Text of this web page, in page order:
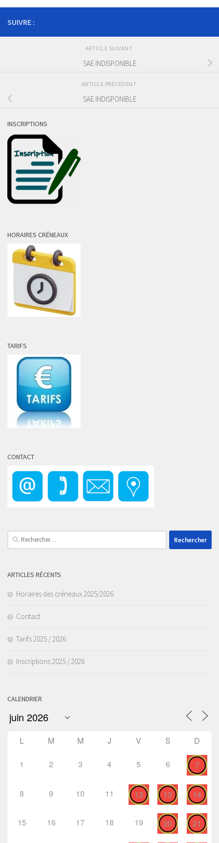
SUIVRE :
ARTICLE SUIVANT
SAE INDISPONIBLE
ARTICLE PRÉCÉDENT
SAE INDISPONIBLE
INSCRIPTIONS
HORAIRES CRÉNEAUX
TARIFS
CONTACT
Rechercher :
ARTICLES RÉCENTS
Horaires des créneaux 2025/2026
Contact
Tarifs 2025 / 2026
Inscriptions 2025 / 2026
CALENDRIER
L M M J V S D
1 2 3 4 5 6 7
8 9 10 11 12 13 14
15 16 17 18 19 20 21